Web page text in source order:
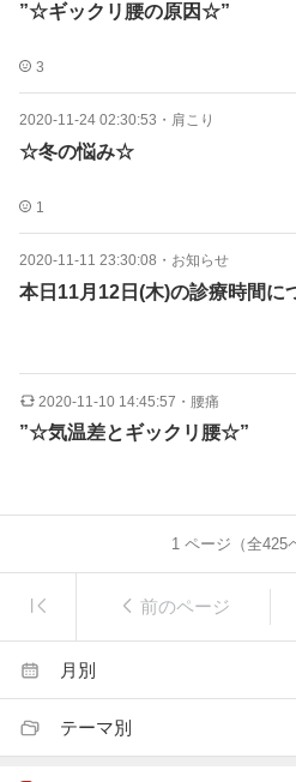
”☆ギックリ腰の原因☆”
3
2020-11-24 02:30:53 ・ 肩こり
☆冬の悩み☆
1
2020-11-11 23:30:08 ・ お知らせ
本日11月12日(木)の診療時間に
2020-11-10 14:45:57 ・ 腰痛
”☆気温差とギックリ腰☆”
1 ページ（全425
前のページ
月別
テーマ別